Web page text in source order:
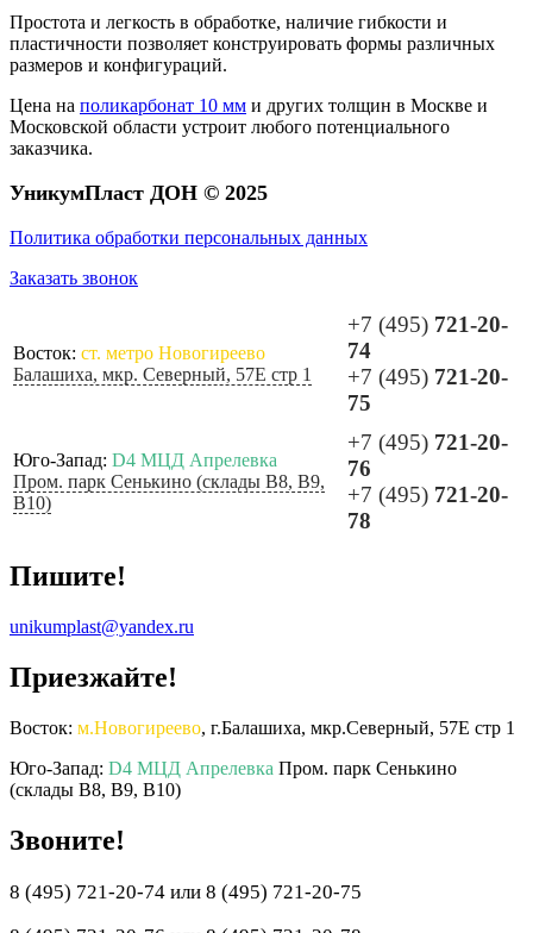
Простота и легкость в обработке, наличие гибкости и
пластичности позволяет конструировать формы различных
размеров и конфигураций.
Цена на поликарбонат 10 мм и других толщин в Москве и
Московской области устроит любого потенциального
заказчика.
УникумПласт ДОН © 2025
Политика обработки персональных данных
Заказать звонок
Восток: ст. метро Новогиреево
Балашиха, мкр. Северный, 57Е стр 1
+7 (495) 721-20-
74
+7 (495) 721-20-
75
Юго-Запад: D4 МЦД Апрелевка
Пром. парк Сенькино (склады B8, B9,
B10)
+7 (495) 721-20-
76
+7 (495) 721-20-
78
Пишите!
unikumplast@yandex.ru
Приезжайте!
Восток: м.Новогиреево, г.Балашиха, мкр.Северный, 57Е стр 1
Юго-Запад: D4 МЦД Апрелевка Пром. парк Сенькино
(склады B8, B9, B10)
Звоните!
8 (495) 721-20-74 или 8 (495) 721-20-75